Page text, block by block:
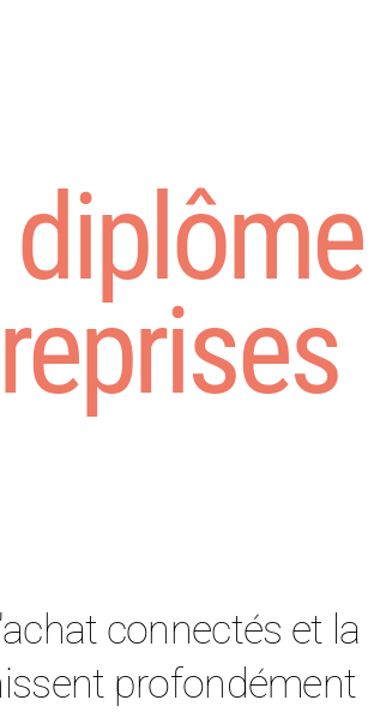
diplôme
connectés et la
profondément